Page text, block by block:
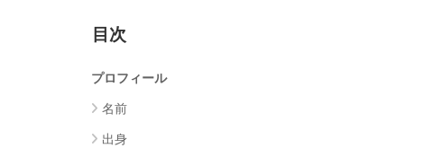
目次
プロフィール
名前
出身